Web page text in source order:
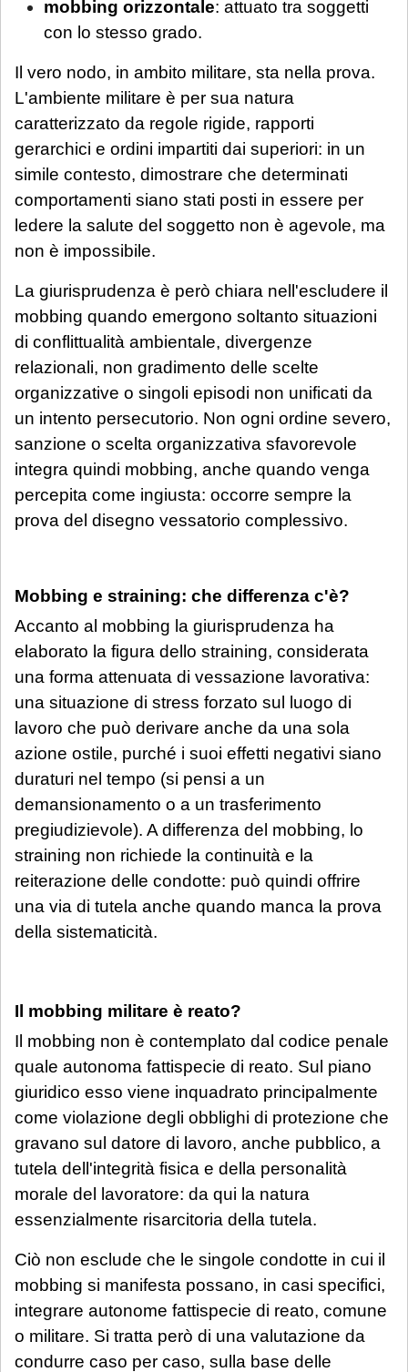
mobbing orizzontale: attuato tra soggetti
con lo stesso grado.
Il vero nodo, in ambito militare, sta nella prova.
L'ambiente militare è per sua natura
caratterizzato da regole rigide, rapporti
gerarchici e ordini impartiti dai superiori: in un
simile contesto, dimostrare che determinati
comportamenti siano stati posti in essere per
ledere la salute del soggetto non è agevole, ma
non è impossibile.
La giurisprudenza è però chiara nell'escludere il
mobbing quando emergono soltanto situazioni
di conflittualità ambientale, divergenze
relazionali, non gradimento delle scelte
organizzative o singoli episodi non unificati da
un intento persecutorio. Non ogni ordine severo,
sanzione o scelta organizzativa sfavorevole
integra quindi mobbing, anche quando venga
percepita come ingiusta: occorre sempre la
prova del disegno vessatorio complessivo.
Mobbing e straining: che differenza c'è?
Accanto al mobbing la giurisprudenza ha
elaborato la figura dello straining, considerata
una forma attenuata di vessazione lavorativa:
una situazione di stress forzato sul luogo di
lavoro che può derivare anche da una sola
azione ostile, purché i suoi effetti negativi siano
duraturi nel tempo (si pensi a un
demansionamento o a un trasferimento
pregiudizievole). A differenza del mobbing, lo
straining non richiede la continuità e la
reiterazione delle condotte: può quindi offrire
una via di tutela anche quando manca la prova
della sistematicità.
Il mobbing militare è reato?
Il mobbing non è contemplato dal codice penale
quale autonoma fattispecie di reato. Sul piano
giuridico esso viene inquadrato principalmente
come violazione degli obblighi di protezione che
gravano sul datore di lavoro, anche pubblico, a
tutela dell'integrità fisica e della personalità
morale del lavoratore: da qui la natura
essenzialmente risarcitoria della tutela.
Ciò non esclude che le singole condotte in cui il
mobbing si manifesta possano, in casi specifici,
integrare autonome fattispecie di reato, comune
o militare. Si tratta però di una valutazione da
condurre caso per caso, sulla base delle